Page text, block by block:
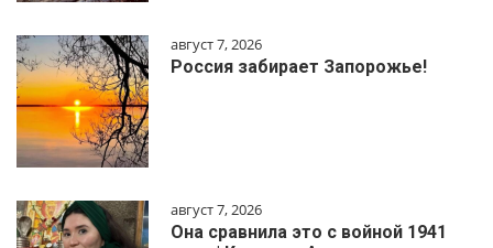
август 7, 2026
Россия забирает Запорожье!
август 7, 2026
Она сравнила это с войной 1941